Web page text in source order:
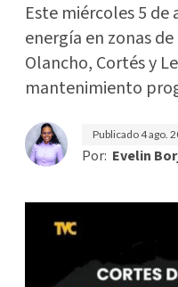
Este miércoles 5
energía en zonas
Olancho, Cortés y
mantenimiento
Publicado4 ago.
Por: Evelin